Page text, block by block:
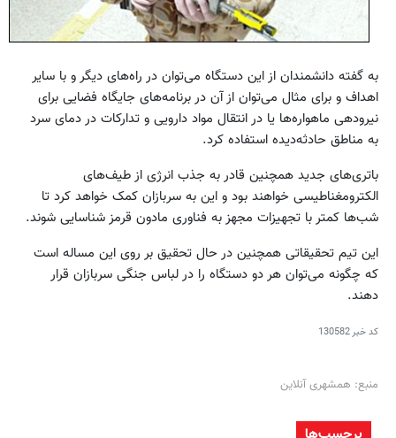
به گفته دانشمندان از این دستگاه می‌توان در راه‌های دیگر و با سایر
اهداف و برای مثال می‌توان از آن در برنامه‌های جایگاه فضایی برای
نیرودهی ماهواره‌ها یا در انتقال مواد دارویی و تدارکات در دمای سرد
به مناطق حادثه‌دیده استفاده کرد.
باتری‌های جدید همچنین قادر به جذب انرژی از طیف‌های
الکترومغناطیسی خواهند بود و این به سربازان کمک خواهد کرد تا
شب‌ها کمتر با تجهیزات مجهز به فناوری مادون قرمز شناسایی شوند.
این تیم تحقیقاتی همچنین در حال تحقیق بر روی این مساله است
که چگونه می‌توان هر دو دستگاه را در لباس جنگی سربازان قرار
دهند.
کد خبر130582
منبع: همشهری آنلاین